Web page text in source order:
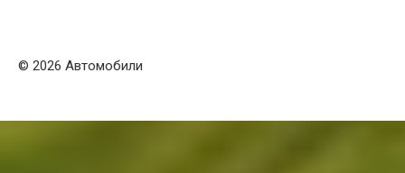
© 2026 Автомобили